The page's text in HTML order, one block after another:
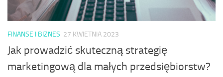
FINANSE I BIZNES 27 KWIETNIA 2023
Jak prowadzić skuteczną strategię
marketingową dla małych przedsiębiorstw?